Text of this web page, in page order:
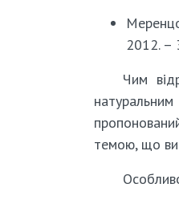
2012. –
Чим
темою, що